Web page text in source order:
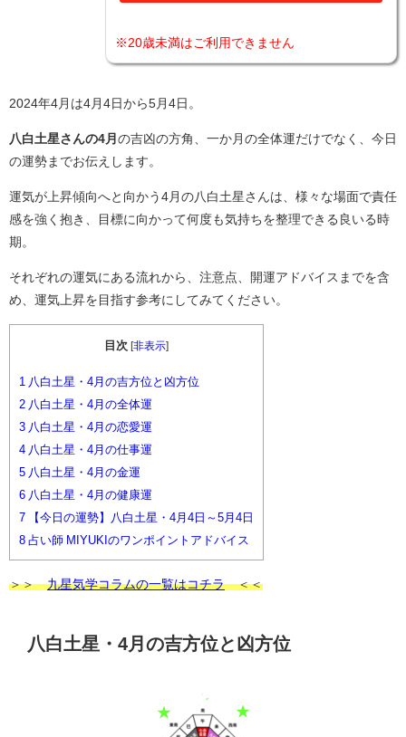
※20歳未満はご利用できません
2024年4月は4月4日から5月4日。
八白土星さんの4月 の吉凶の方角、一か月の全体運だけでなく、今日
の運勢までお伝えします。
運気が上昇傾向へと向かう4月の八白土星さんは、様々な場面で責任
感を強く抱き、目標に向かって何度も気持ちを整理できる良いる時
期。
それぞれの運気にある流れから、注意点、開運アドバイスまでを含
め、運気上昇を目指す参考にしてみてください。
目次 非表示
1
八白土星・4月の吉方位と凶方位
2 八白土星・4月の全体運
3 八白土星・4月の恋愛運
4 八白土星・4月の仕事運
5 八白土星・4月の金運
6 八白土星・4月の健康運
7 【今日の運勢】八白土星・4月4日～5月4日
8 占い師 MIYUKIのワンポイントアドバイス
＞＞九星気学コラムの一覧はコチラ＜＜
八白土星・4月の吉方位と凶方位